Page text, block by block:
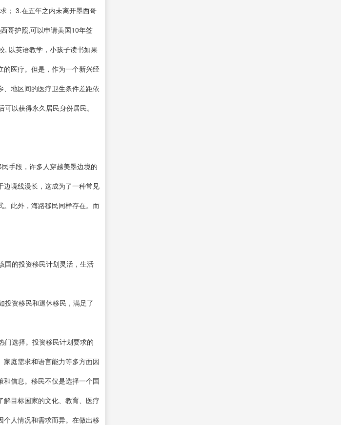
； 3.在五年之内未离开墨西哥
哥护照,可以申请美国10年签
, 以英语教学，小孩子读书如果
医疗。但是，作为一个新兴经
地区间的医疗卫生条件差距依
以获得永久居民身份居民。
手段，许多人穿越美墨边境的
边境线漫长，这成为了一种常见
。此外，海路移民同样存在。而
国的投资移民计划灵活，生活
投资移民和退休移民，满足了
门选择。投资移民计划要求的
庭需求和语言能力等多方面因
信息。移民不仅是选择一个国
目标国家的文化、教育、医疗
人情况和需求而异。在做出移